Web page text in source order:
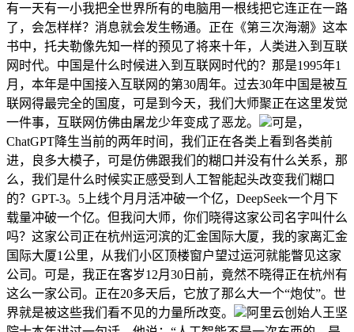
有一天有一小我把全世界所有的电脑用一根线把它连正在一路
了，会怎样样？消息就会发生畅通。正在《第三次海潮》这本
书中，托夫勒像先知一样的预见了将来十年，人类进入到互联
网时代。中国是什么时候进入到互联网时代的？那是1995年1
月，本年是中国接入互联网的第30周年。过去30年中国是被互
联网得最完全的国度，可是到今天，我们大师聚正在这里发觉
一件事，互联网仿佛由屠龙少年变成了恶龙。
可是，
ChatGPT降生当前的两年时间，我们正在各类上看到各类前
进，良多大模子，可是仿佛跟我们的糊口并没有什么关系，那
么，我们是什么时候实正感受到人工智能起头改变我们糊口
的？GPT-3。5上线个月月活冲破一个亿，DeepSeek一个月下
载量冲破一个亿。但我问大师，你们晓得这家公司名字叫什么
吗？这家公司正在杭州运河滨的汇金国际大厦，我的家离汇金
国际大厦1公里，从我们小区顶楼窗户望过运河就能瞥见这家
公司。可是，我正在客岁12月30日前，竟然不晓得正在杭州有
这么一家公司。正在20多天后，它放了那么大一个“炮仗”。世
界就是被这些我们看不见的力量所改变。
阿里云创始人王坚